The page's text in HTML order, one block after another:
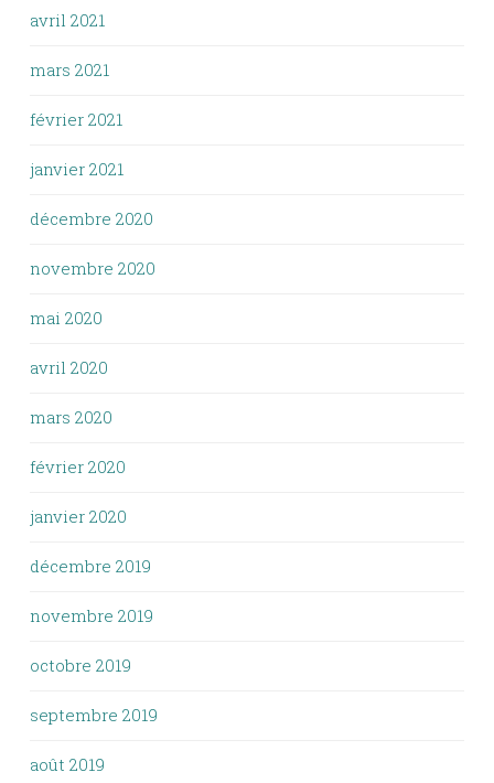
avril 2021
mars 2021
février 2021
janvier 2021
décembre 2020
novembre 2020
mai 2020
avril 2020
mars 2020
février 2020
janvier 2020
décembre 2019
novembre 2019
octobre 2019
septembre 2019
août 2019